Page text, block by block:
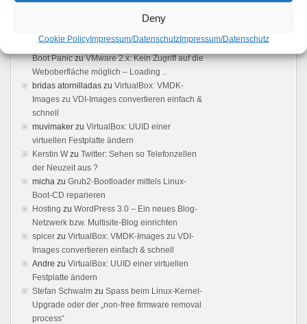
Deny
Cookie PolicyImpressum/DatenschutzImpressum/Datenschutz
interface - Boot PaniczuVMware 2.x: Kein
Zugriff auf die Weboberfläche möglich –
VMWare Server 2 Web Interface not loading -
Boot PaniczuVMware 2.x: Kein Zugriff auf die
Weboberfläche möglich – Loading ..
bridas atornilladas zu VirtualBox: VMDK-
Images zu VDI-Images convertieren einfach &
schnell
muvimaker zu VirtualBox: UUID einer
virtuellen Festplatte ändern
Kerstin Wzu Twitter: Sehen so Telefonzellen
der Neuzeit aus ?
micha zu Grub2-Bootloader mittels Linux-
Boot-CD reparieren
Hosting zu WordPress 3.0 – Ein neues Blog-
Netzwerk bzw. Multisite-Blog einrichten
spicer zu VirtualBox: VMDK-Images zu VDI-
Images convertieren einfach & schnell
Andre zu VirtualBox: UUID einer virtuellen
Festplatte ändern
Stefan Schwalm zu Spass beim Linux-Kernel-
Upgrade oder der „non-free firmware removal
process“